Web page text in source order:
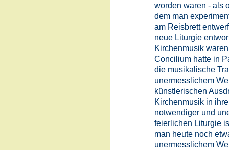
worden waren - als
dem man
am Reisbrett
neue Liturgie
Kirchenmusik
Concilium hatte in
die musikalische
unermesslichem
künstlerischen
Kirchenmusik in
notwendiger und
feierlichen Liturgie
man heute noch
unermesslichem